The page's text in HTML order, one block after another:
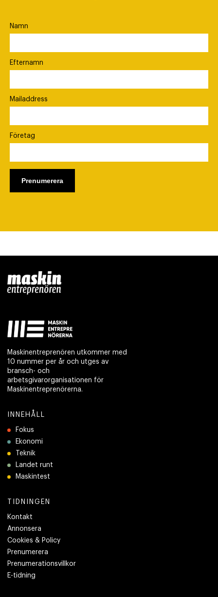
Namn
Efternamn
Mailaddress
Företag
Maskinentreprenören utkommer med
10 nummer per år och utges av
bransch- och
arbetsgivarorganisationen för
Maskinentreprenörerna.
INNEHÅLL
Fokus
Ekonomi
Teknik
Landet runt
Maskintest
TIDNINGEN
Kontakt
Annonsera
Cookies & Policy
Prenumerera
Prenumerationsvillkor
E-tidning